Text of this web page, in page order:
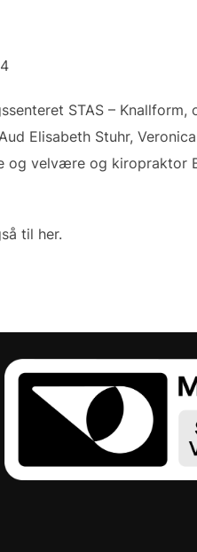
STAS – Knallform,
Elisabeth Stuhr,
og velvære og kiropraktor
til her.